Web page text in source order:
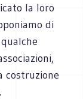
la loro
di
costruzione